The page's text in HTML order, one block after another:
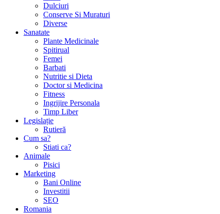
Dulciuri
Conserve Si Muraturi
Diverse
Sanatate
Plante Medicinale
Spitirual
Femei
Barbati
Nutritie si Dieta
Doctor si Medicina
Fitness
Ingrijire Personala
Timp Liber
Legislație
Rutieră
Cum sa?
Stiati ca?
Animale
Pisici
Marketing
Bani Online
Investitii
SEO
Romania